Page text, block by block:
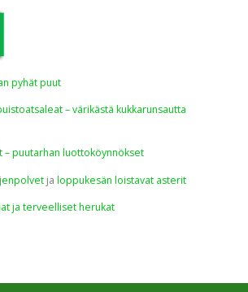
pyhät puut
– värikästä kukkarunsautta
– puutarhan luottoköynnökset
ja loppukesän loistavat asterit
ja terveelliset herukat